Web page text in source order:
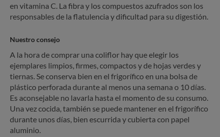
en vitamina C. La fibra y los compuestos azufrados son los
responsables de la flatulencia y dificultad para su digestión.
Nuestro consejo
A la hora de comprar una coliflor hay que elegir los
ejemplares limpios, firmes, compactos y de hojas verdes y
tiernas. Se conserva bien en el frigorífico en una bolsa de
plástico perforada durante al menos una semana o 10 días.
Es aconsejable no lavarla hasta el momento de su consumo.
Una vez cocida, también se puede mantener en el frigorífico
durante unos días, bien escurrida y cubierta con papel
aluminio.